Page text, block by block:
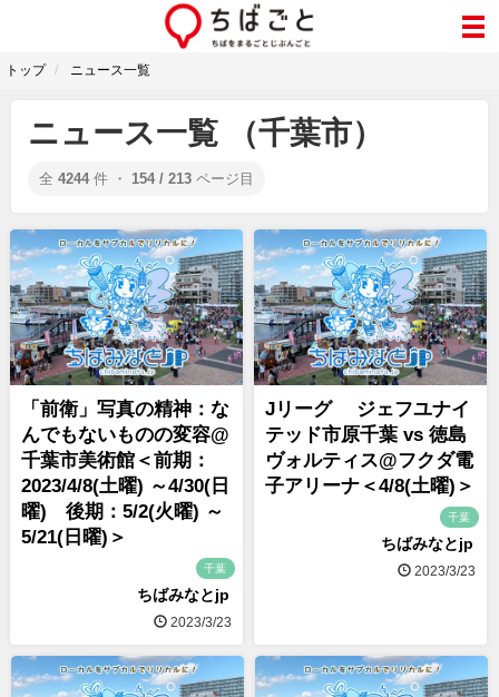
トップ ニュース一覧
ニュース一覧 （千葉市）
全 4244 件 ・ 154 / 213 ページ目
「前衛」写真の精神：な
んでもないものの変容@
千葉市美術館＜前期：
2023/4/8(土曜) ～4/30(日
曜) 後期：5/2(火曜) ～
5/21(日曜)＞
千葉
ちばみなとjp
2023/3/23
Jリーグ ジェフユナイ
テッド市原千葉 vs 徳島
ヴォルティス@フクダ電
子アリーナ＜4/8(土曜)＞
千葉
ちばみなとjp
2023/3/23